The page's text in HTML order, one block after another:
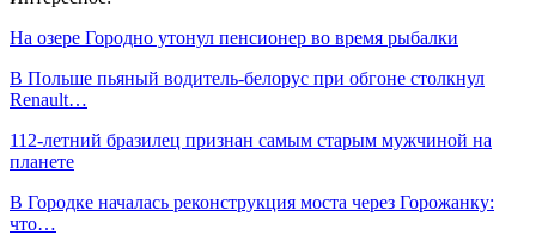
На озере Городно утонул пенсионер во время рыбалки
В Польше пьяный водитель-белорус при обгоне столкнул
Renault…
112-летний бразилец признан самым старым мужчиной на
планете
В Городке началась реконструкция моста через Горожанку:
что…